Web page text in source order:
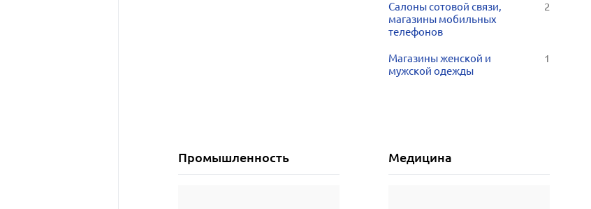
Салоны сотовой связи,
магазины мобильных
телефонов
2
Магазины женской и
мужской одежды
1
Промышленность Медицина